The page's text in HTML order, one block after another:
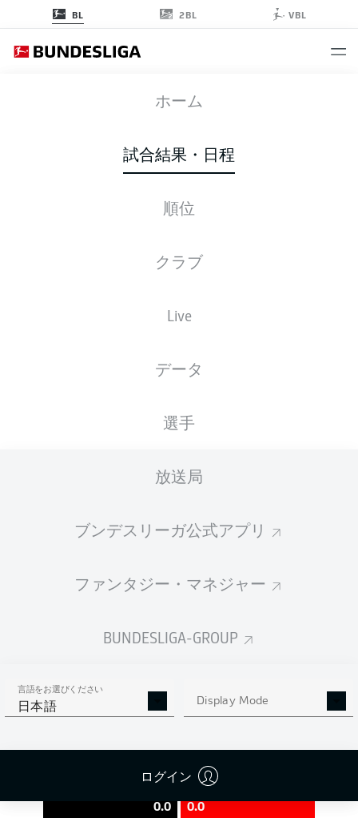
BL 2BL VBL
ホーム
試合結果・日程
順位
クラブ
Live
データ
選手
放送局
ブンデスリーガ公式アプリ
ファンタジー・マネジャー
BUNDESLIGA-GROUP
言語をお選びください
日本語 Display Mode
ログイン
BMG KOE
スターティングメンバー
0
0 % 成功率 0 %
PASS EFFICIENCY
0.0 0.0